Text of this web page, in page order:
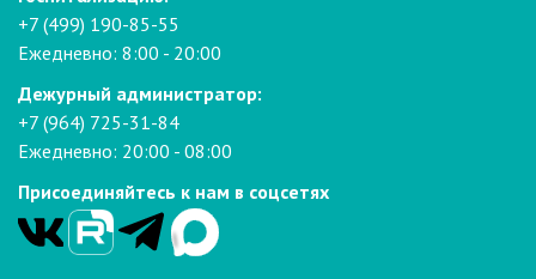
+7 (499) 190-85-55
Ежедневно: 8:00 - 20:00
Дежурный администратор:
+7 (964) 725-31-84
Ежедневно: 20:00 - 08:00
Присоединяйтесь к нам в соцсетях